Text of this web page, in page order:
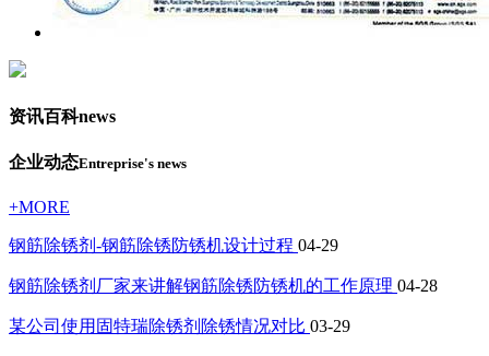
资讯百科news
企业动态Entreprise's news
+MORE
钢筋除锈剂-钢筋除锈防锈机设计过程 04-29
钢筋除锈剂厂家来讲解钢筋除锈防锈机的工作原理 04-28
某公司使用固特瑞除锈剂除锈情况对比 03-29